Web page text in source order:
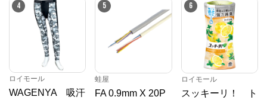
4
ロイモール
WAGENYA 吸汗
5
蛙屋
FA 0.9mm X 20P
6
ロイモール
スッキーリ！ ト